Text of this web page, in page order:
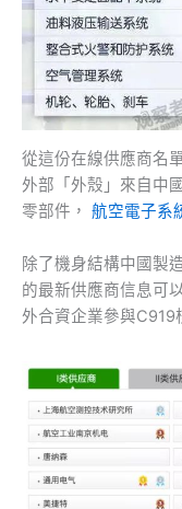
從這份在線供應商名
外部「外殼」來自中
零部件， 航空電子系
除了機身結構中國製
的最新供應商信息可
外合資企業參與C919